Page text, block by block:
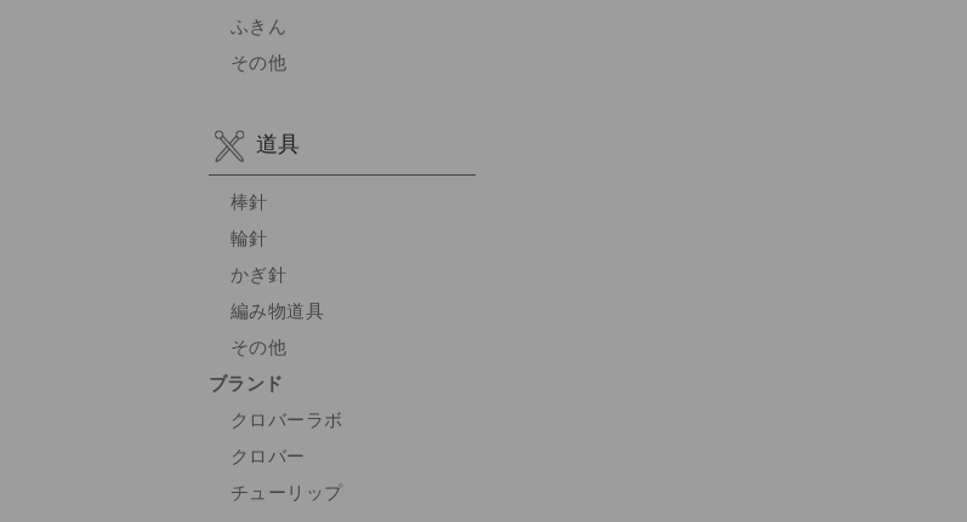
ふきん
その他
道具
棒針
輪針
かぎ針
編み物道具
その他
ブランド
クロバーラボ
クロバー
チューリップ